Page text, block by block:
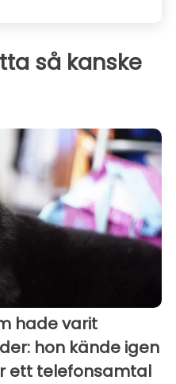
så kanske
hade varit
hon kände igen
ett telefonsamtal